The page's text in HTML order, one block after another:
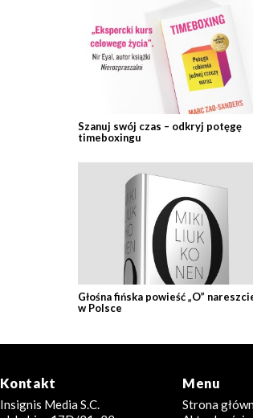
Szanuj swój czas – odkryj potęgę
timeboxingu
Głośna fińska powieść „O”
w Polsce
Kontakt
Insignis Media S.C.
Menu
Strona